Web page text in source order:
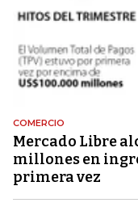
COMERCIO
Mercado Libre
millones en
primera vez